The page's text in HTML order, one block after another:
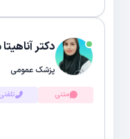
دکتر
پزشک عمومی
متنی تلفنی